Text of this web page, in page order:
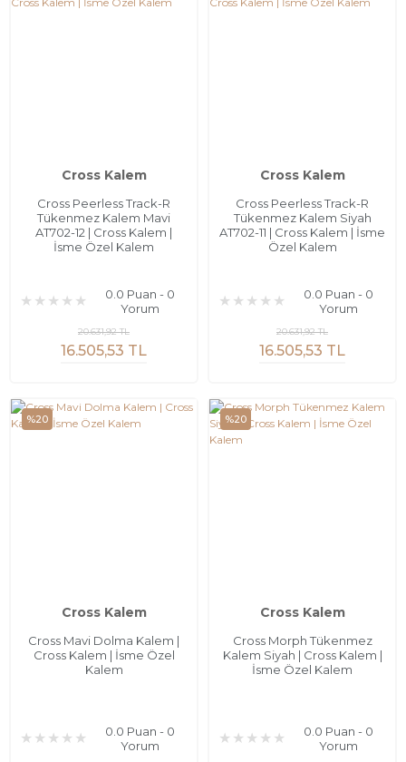
Cross Kalem
Cross Peerless Track-R
Tükenmez Kalem Mavi
AT702-12 | Cross Kalem |
İsme Özel Kalem
0.0 Puan - 0
Yorum
16.505,53 TL
20.631,92 TL
Cross Kalem
Cross Peerless Track-R
Tükenmez Kalem Siyah
AT702-11 | Cross Kalem | İsme
Özel Kalem
0.0 Puan - 0
Yorum
16.505,53 TL
20.631,92 TL
%20
Cross Kalem
Cross Mavi Dolma Kalem |
Cross Kalem | İsme Özel
Kalem
0.0 Puan - 0
Yorum
%20
Cross Kalem
Cross Morph Tükenmez
Kalem Siyah | Cross Kalem |
İsme Özel Kalem
0.0 Puan - 0
Yorum